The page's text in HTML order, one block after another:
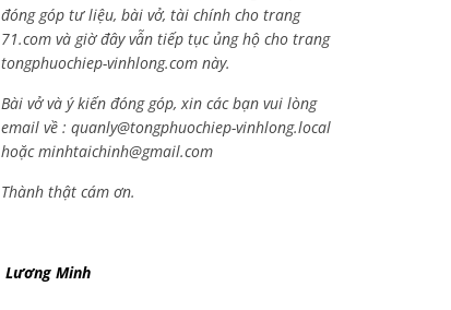
đóng góp tư liệu, bài vở, tài chính cho trang
71.com và giờ đây vẫn tiếp tục ủng hộ cho trang
tongphuochiep-vinhlong.com này.
Bài vở và ý kiến đóng góp, xin các bạn vui lòng
email về : quanly@tongphuochiep-vinhlong.local
hoặcminhtaichinh@gmail.com
Thành thật cám ơn.
Lương Minh